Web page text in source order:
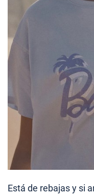
Está de rebajas y si